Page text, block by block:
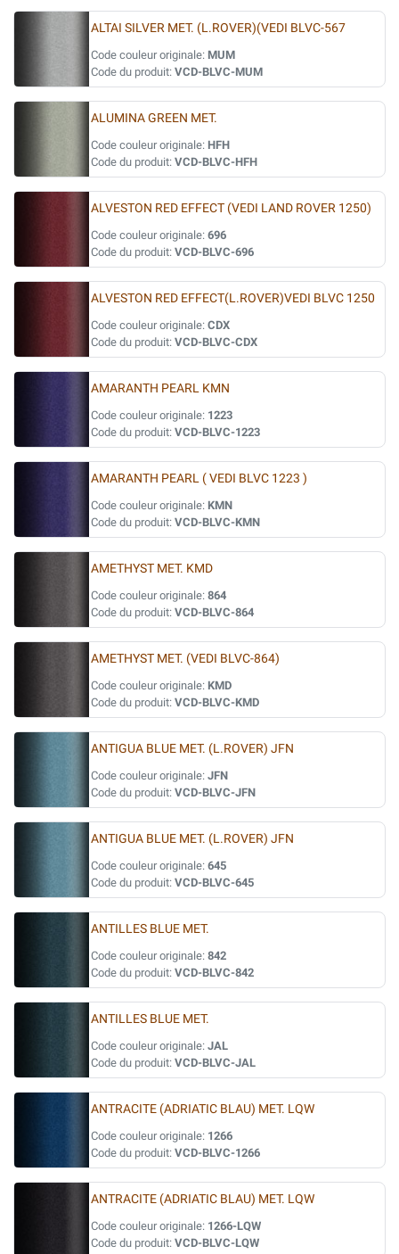
ALTAI SILVER MET. (L.ROVER)(VEDI BLVC-567
Code couleur originale: MUM
Code du produit: VCD-BLVC-MUM
ALUMINA GREEN MET.
Code couleur originale: HFH
Code du produit: VCD-BLVC-HFH
ALVESTON RED EFFECT (VEDI LAND ROVER 1250)
Code couleur originale: 696
Code du produit: VCD-BLVC-696
ALVESTON RED EFFECT(L.ROVER)VEDI BLVC 1250
Code couleur originale: CDX
Code du produit: VCD-BLVC-CDX
AMARANTH PEARL KMN
Code couleur originale: 1223
Code du produit: VCD-BLVC-1223
AMARANTH PEARL ( VEDI BLVC 1223 )
Code couleur originale: KMN
Code du produit: VCD-BLVC-KMN
AMETHYST MET. KMD
Code couleur originale: 864
Code du produit: VCD-BLVC-864
AMETHYST MET. (VEDI BLVC-864)
Code couleur originale: KMD
Code du produit: VCD-BLVC-KMD
ANTIGUA BLUE MET. (L.ROVER) JFN
Code couleur originale: JFN
Code du produit: VCD-BLVC-JFN
ANTIGUA BLUE MET. (L.ROVER) JFN
Code couleur originale: 645
Code du produit: VCD-BLVC-645
ANTILLES BLUE MET.
Code couleur originale: 842
Code du produit: VCD-BLVC-842
ANTILLES BLUE MET.
Code couleur originale: JAL
Code du produit: VCD-BLVC-JAL
ANTRACITE (ADRIATIC BLAU) MET. LQW
Code couleur originale: 1266
Code du produit: VCD-BLVC-1266
ANTRACITE (ADRIATIC BLAU) MET. LQW
Code couleur originale: 1266-LQW
Code du produit: VCD-BLVC-LQW